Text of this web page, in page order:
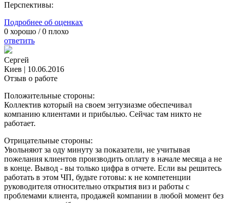
Перспективы:
Подробнее об оценках
0 хорошо /0 плохо
ответить
Сергей
Киев | 10.06.2016
Отзыв о работе
Положительные стороны:
Коллектив который на своем энтузиазме обеспечивал
компанию клиентами и прибылью. Сейчас там никто не
работает.
Отрицательные стороны:
Увольняют за оду минуту за показатели, не учитывая
пожелания клиентов производить оплату в начале месяца а не
в конце. Вывод - вы только цифра в отчете. Если вы решитесь
работать в этом ЧП, будьте готовы: к не компетенции
руководителя относительно открытия виз и работы с
проблемами клиента, продажей компании в любой момент без